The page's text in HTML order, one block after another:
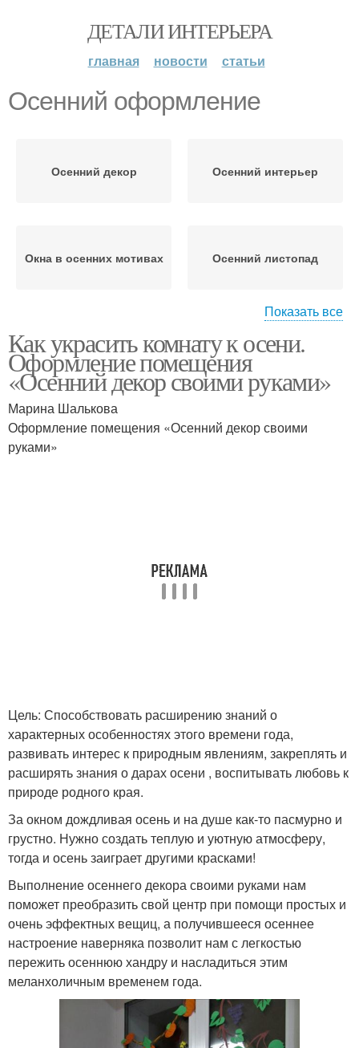
ДЕТАЛИ ИНТЕРЬЕРА
главная новости статьи
Осенний оформление
Осенний декор Осенний интерьер
Окна в осенних мотивах Осенний листопад
Осенний букет Осенний веночек
Осенний подсвечник Осенние оттенки
Показать все
Как украсить комнату к осени.
Оформление помещения
«Осенний декор своими руками»
Марина Шалькова
Оформление помещения «Осенний декор своими
руками»
Цель: Способствовать расширению знаний о
характерных особенностях этого времени года,
развивать интерес к природным явлениям, закреплять и
расширять знания о дарах осени , воспитывать любовь к
природе родного края.
За окном дождливая осень и на душе как-то пасмурно и
грустно. Нужно создать теплую и уютную атмосферу,
тогда и осень заиграет другими красками!
Выполнение осеннего декора своими руками нам
поможет преобразить свой центр при помощи простых и
очень эффектных вещиц, а получившееся осеннее
настроение наверняка позволит нам с легкостью
пережить осеннюю хандру и насладиться этим
меланхоличным временем года.